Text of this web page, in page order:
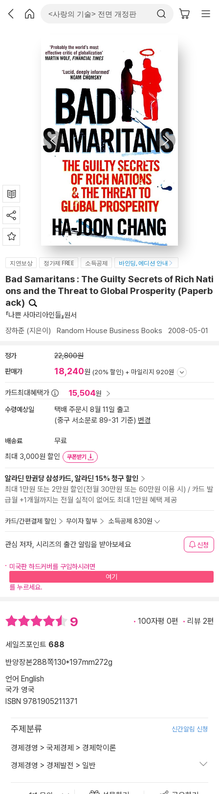
지연보상 정가제 FREE 소득공제 바인딩, 에디션 안내
Bad Samaritans : The Guilty Secrets of Rich Nati
ons and the Threat to Global Prosperity (Paperb
ack)
『나쁜 사마리아인들』원서
장하준 (지은이) Random House Business Books 2008-05-01
정가 22,800원
판매가 18,240원 (20% 할인) + 마일리지 920원
카드최대혜택가 15,504원
수령예상일
택배 주문시 8월 11일 출고
(중구 서소문로 89-31 기준) 변경
배송료
무료
최대 3,000원 할인
쿠폰받기
알라딘 만권당 삼성카드, 알라딘 15% 청구 할인
최대 1만원 또는 2만원 할인(전월 30만원 또는 60만원 이용 시) / 카드 발
급월 +1개월까지는 전월 실적이 없어도 최대 1만원 혜택 제공
카드/간편결제 할인 무이자 할부 소득공제 830원
관심 저자, 시리즈의 출간 알림을 받아보세요 신청
미국판 하드커버를 구입하시려면
여기
를 누르세요.
9 100자평 0편 리뷰 2편
세일즈포인트 688
반양장본288쪽130*197mm272g
언어 English
국가 영국
ISBN 9781905211371
주제분류 신간알림 신청
경제경영 > 국제경제 > 경제학이론
경제경영 > 경제발전 > 일반